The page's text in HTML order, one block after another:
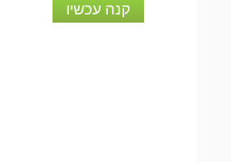
קנה עכשיו